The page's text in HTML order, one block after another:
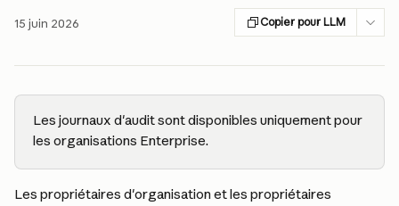
15 juin 2026 Copier pour LLM
Les journaux d'audit sont disponibles uniquement pour
les organisations Enterprise.
Les propriétaires d'organisation et les propriétaires